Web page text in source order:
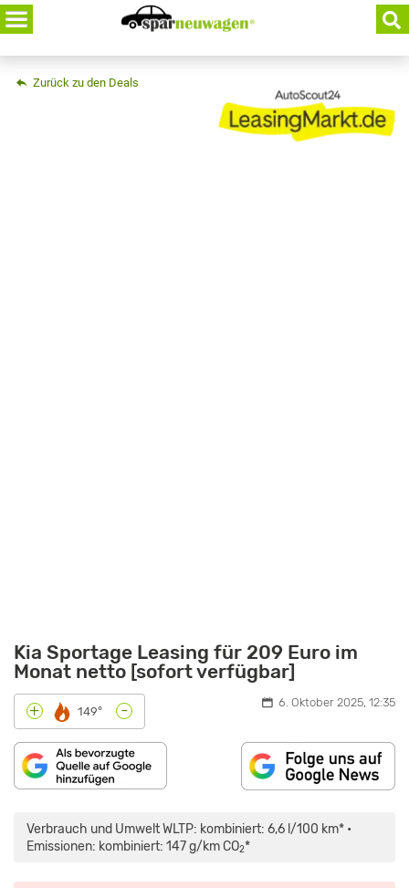
Skip
to
content
Zurück zu den Deals
Kia Sportage Leasing für 209 Euro im
Monat netto [sofort verfügbar]
+ 149° - 6. Oktober 2025, 12:35
Verbrauch und Umwelt WLTP: kombiniert: 6,6 l/100 km* •
Emissionen: kombiniert: 147 g/km CO2*
KIA
SPORTAGE
DER